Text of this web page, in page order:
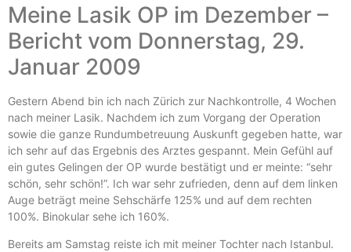
Meine Lasik OP im Dezember –
Bericht vom Donnerstag, 29.
Januar 2009
Gestern Abend bin ich nach Zürich zur Nachkontrolle, 4 Wochen
nach meiner Lasik. Nachdem ich zum Vorgang der Operation
sowie die ganze Rundumbetreuung Auskunft gegeben hatte, war
ich sehr auf das Ergebnis des Arztes gespannt. Mein Gefühl auf
ein gutes Gelingen der OP wurde bestätigt und er meinte: “sehr
schön, sehr schön!”. Ich war sehr zufrieden, denn auf dem linken
Auge beträgt meine Sehschärfe 125% und auf dem rechten
100%. Binokular sehe ich 160%.
Bereits am Samstag reiste ich mit meiner Tochter nach Istanbul.